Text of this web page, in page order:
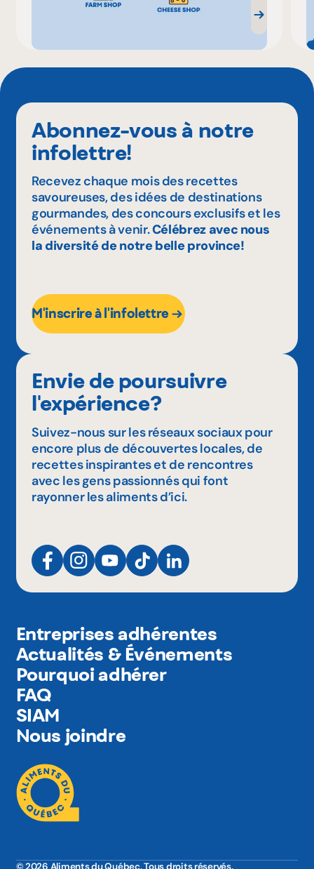
Abonnez-vous à notre
infolettre!
Recevez chaque mois des recettes
savoureuses, des idées de destinations
gourmandes, des concours exclusifs et les
événements à venir.Célébrez avec nous
la diversité de notre belle province!
M'inscrire à l'infolettre
Envie de poursuivre
l'expérience?
Suivez-nous sur les réseaux sociaux pour
encore plus de découvertes locales, de
recettes inspirantes et de rencontres
avec les gens passionnés qui font
rayonner les aliments d’ici.
Entreprises adhérentes
Actualités & Événements
Pourquoi adhérer
FAQ
SIAM
Nous joindre
© 2026 Aliments du Québec. Tous droits réservés.